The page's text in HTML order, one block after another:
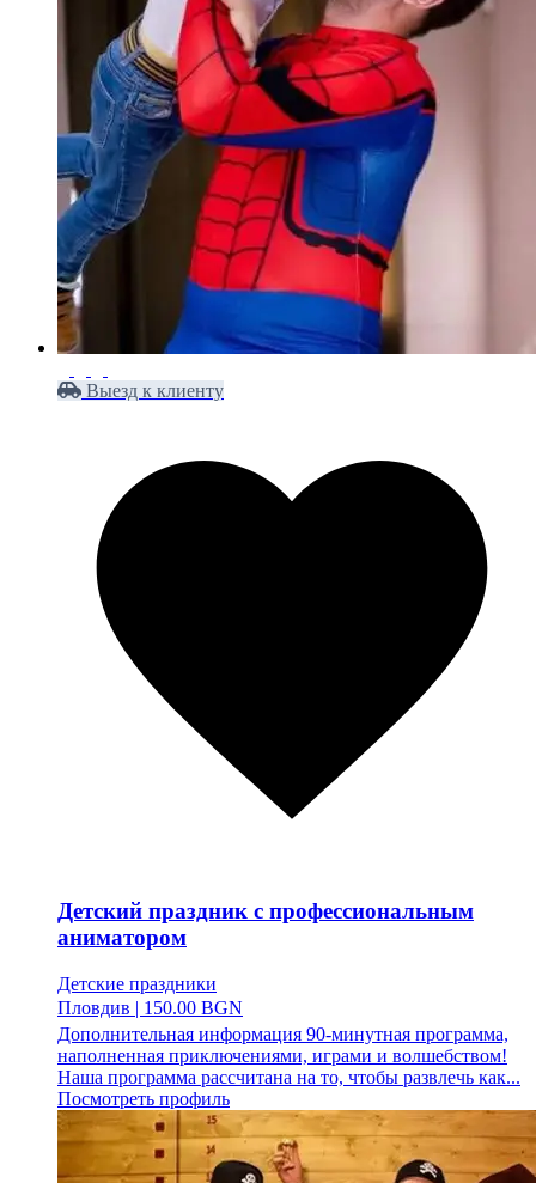
Выезд к клиенту
Детский праздник с профессиональным
аниматором
Детские праздники
Пловдив | 150.00 BGN
Дополнительная информация 90-минутная программа,
наполненная приключениями, играми и волшебством!
Наша программа рассчитана на то, чтобы развлечь как...
Посмотреть профиль